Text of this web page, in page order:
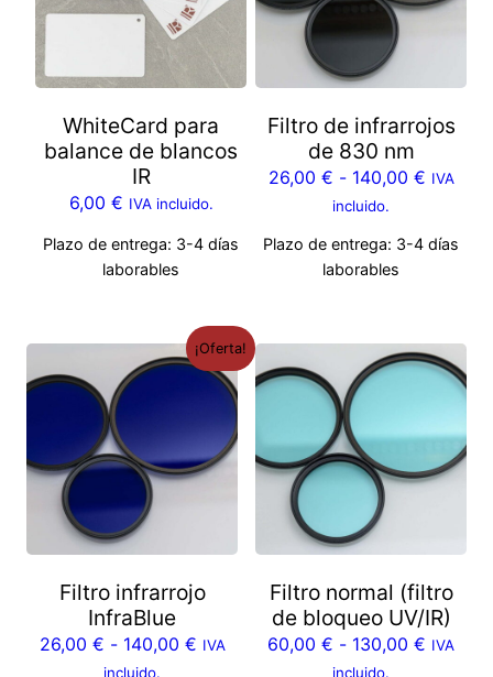
WhiteCard para
balance de blancos
IR
6,00 € IVA incluido.
Plazo de entrega: 3-4 días
laborables
Filtro de infrarrojos
de 830 nm
26,00 € - 140,00 € IVA
incluido.
Plazo de entrega: 3-4 días
laborables
¡Oferta!
Filtro infrarrojo
InfraBlue
26,00 € - 140,00 € IVA
incluido.
Filtro normal (filtro
de bloqueo UV/IR)
60,00 € - 130,00 € IVA
incluido.